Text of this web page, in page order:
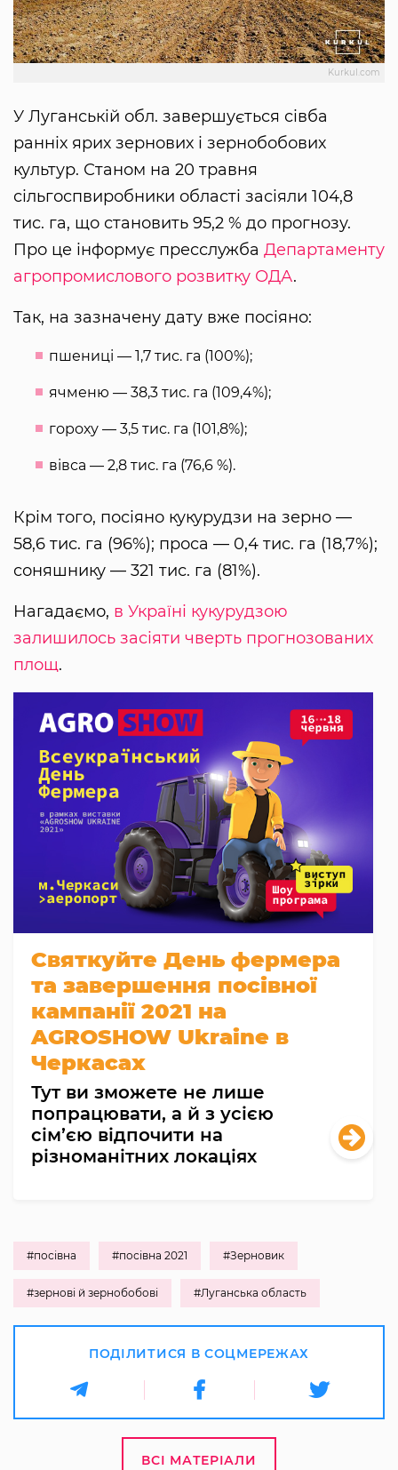
Kurkul.com
У Луганській обл. завершується сівба
ранніх ярих зернових і зернобобових
культур. Станом на 20 травня
сільгоспвиробники області засіяли 104,8
тис. га, що становить 95,2 % до прогнозу.
Про це інформує пресслужба Департаменту
агропромислового розвитку ОДА.
Так, на зазначену дату вже посіяно:
пшениці — 1,7 тис. га (100%);
ячменю — 38,3 тис. га (109,4%);
гороху — 3,5 тис. га (101,8%);
вівса — 2,8 тис. га (76,6 %).
Крім того, посіяно кукурудзи на зерно —
58,6 тис. га (96%); проса — 0,4 тис. га (18,7%);
соняшнику — 321 тис. га (81%).
Нагадаємо, в Україні кукурудзою
залишилось засіяти чверть прогнозованих
площ.
Святкуйте День фермера
та завершення посівної
кампанії 2021 на
AGROSHOW Ukraine в
Черкасах
Тут ви зможете не лише
попрацювати, а й з усією
сім’єю відпочити на
різноманітних локаціях
#посівна #посівна 2021 #Зерновик
#зернові й зернобобові #Луганська область
ПОДІЛИТИСЯ В СОЦМЕРЕЖАХ
ВСІ МАТЕРІАЛИ